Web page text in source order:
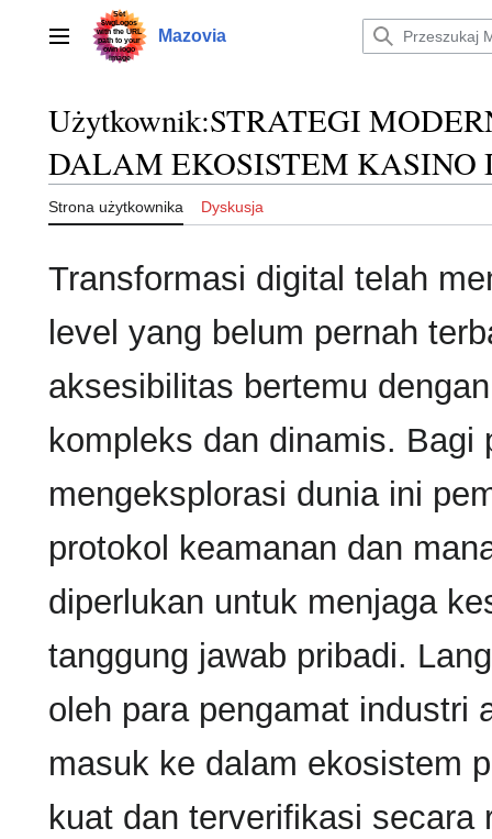
zawartościMenu główneMazovia
Użytkownik:STRATEGI
DALAM EKOSISTEM KASINO
Strona użytkownika Dyskusja
Transformasi digital telah
level yang belum pernah
aksesibilitas bertemu
kompleks dan dinamis. Bagi
mengeksplorasi dunia ini
protokol keamanan dan
diperlukan untuk menjaga
tanggung jawab pribadi.
oleh para pengamat industri
masuk ke dalam ekosistem
kuat dan terverifikasi